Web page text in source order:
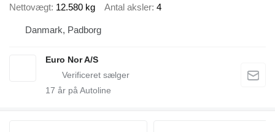
Nettovægt 12.580 kg Antal aksler 4
Danmark, Padborg
Euro Nor A/S
17 år på Autoline